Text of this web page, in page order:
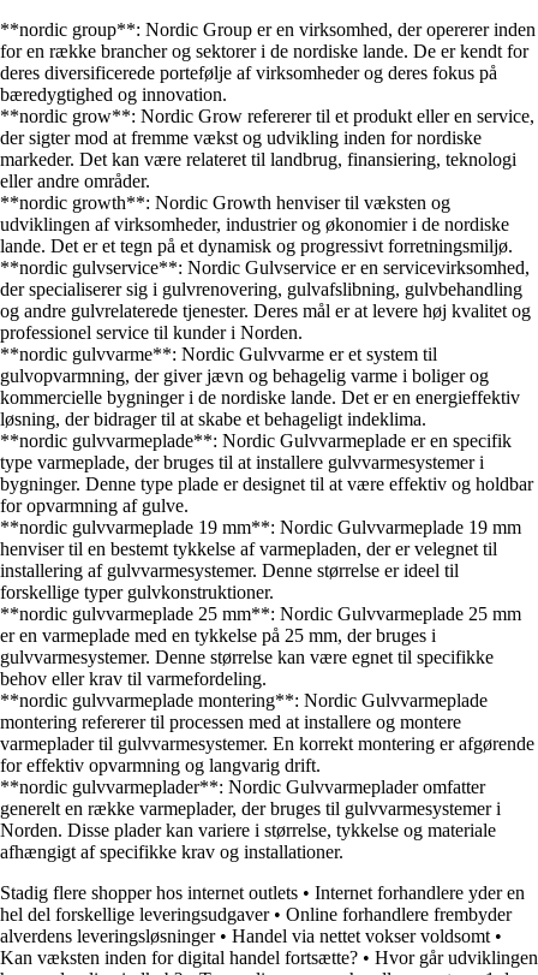
**nordic group**: Nordic Group er en virksomhed, der opererer inden
for en række brancher og sektorer i de nordiske lande. De er kendt for
deres diversificerede portefølje af virksomheder og deres fokus på
bæredygtighed og innovation.
**nordic grow**: Nordic Grow refererer til et produkt eller en service,
der sigter mod at fremme vækst og udvikling inden for nordiske
markeder. Det kan være relateret til landbrug, finansiering, teknologi
eller andre områder.
**nordic growth**: Nordic Growth henviser til væksten og
udviklingen af virksomheder, industrier og økonomier i de nordiske
lande. Det er et tegn på et dynamisk og progressivt forretningsmiljø.
**nordic gulvservice**: Nordic Gulvservice er en servicevirksomhed,
der specialiserer sig i gulvrenovering, gulvafslibning, gulvbehandling
og andre gulvrelaterede tjenester. Deres mål er at levere høj kvalitet og
professionel service til kunder i Norden.
**nordic gulvvarme**: Nordic Gulvvarme er et system til
gulvopvarmning, der giver jævn og behagelig varme i boliger og
kommercielle bygninger i de nordiske lande. Det er en energieffektiv
løsning, der bidrager til at skabe et behageligt indeklima.
**nordic gulvvarmeplade**: Nordic Gulvvarmeplade er en specifik
type varmeplade, der bruges til at installere gulvvarmesystemer i
bygninger. Denne type plade er designet til at være effektiv og holdbar
for opvarmning af gulve.
**nordic gulvvarmeplade 19 mm**: Nordic Gulvvarmeplade 19 mm
henviser til en bestemt tykkelse af varmepladen, der er velegnet til
installering af gulvvarmesystemer. Denne størrelse er ideel til
forskellige typer gulvkonstruktioner.
**nordic gulvvarmeplade 25 mm**: Nordic Gulvvarmeplade 25 mm
er en varmeplade med en tykkelse på 25 mm, der bruges i
gulvvarmesystemer. Denne størrelse kan være egnet til specifikke
behov eller krav til varmefordeling.
**nordic gulvvarmeplade montering**: Nordic Gulvvarmeplade
montering refererer til processen med at installere og montere
varmeplader til gulvvarmesystemer. En korrekt montering er afgørende
for effektiv opvarmning og langvarig drift.
**nordic gulvvarmeplader**: Nordic Gulvvarmeplader omfatter
generelt en række varmeplader, der bruges til gulvvarmesystemer i
Norden. Disse plader kan variere i størrelse, tykkelse og materiale
afhængigt af specifikke krav og installationer.
Stadig flere shopper hos internet outlets • Internet forhandlere yder en
hel del forskellige leveringsudgaver• Online forhandlere frembyder
alverdens leveringsløsninger• Handel via nettet vokser voldsomt •
Kan væksten inden for digital handel fortsætte? • Hvor går udviklingen